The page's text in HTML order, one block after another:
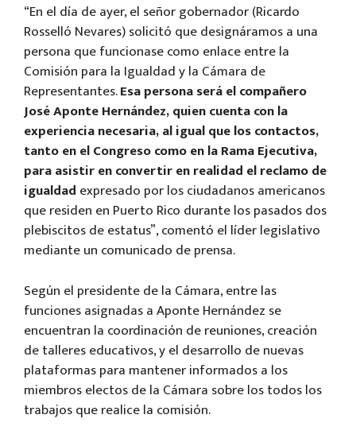
“En el día de ayer, el señor gobernador (Ricardo
Rosselló Nevares) solicitó que designáramos a una
persona que funcionase como enlace entre la
Comisión para la Igualdad y la Cámara de
Representantes.Esa persona será el compañero
José Aponte Hernández, quien cuenta con la
experiencia necesaria, al igual que los contactos,
tanto en el Congreso como en la Rama Ejecutiva,
para asistir en convertir en realidad el reclamo de
igualdad expresado por los ciudadanos americanos
que residen en Puerto Rico durante los pasados dos
plebiscitos de estatus”, comentó el líder legislativo
mediante un comunicado de prensa.
Según el presidente de la Cámara, entre las
funciones asignadas a Aponte Hernández se
encuentran la coordinación de reuniones, creación
de talleres educativos, y el desarrollo de nuevas
plataformas para mantener informados a los
miembros electos de la Cámara sobre los todos los
trabajos que realice la comisión.